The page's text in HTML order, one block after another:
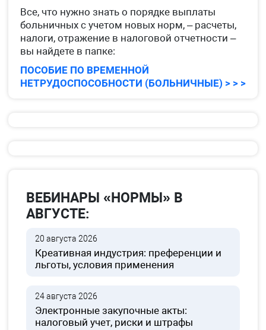
Все, что нужно знать о порядке выплаты
больничных с учетом новых норм, – расчеты,
налоги, отражение в налоговой отчетности –
вы найдете в папке:
ПОСОБИЕ ПО ВРЕМЕННОЙ
НЕТРУДОСПОСОБНОСТИ (БОЛЬНИЧНЫЕ) > > >
ВЕБИНАРЫ «НОРМЫ» В
АВГУСТЕ:
20 августа 2026
Креативная индустрия: преференции и
льготы, условия применения
24 августа 2026
Электронные закупочные акты:
налоговый учет, риски и штрафы